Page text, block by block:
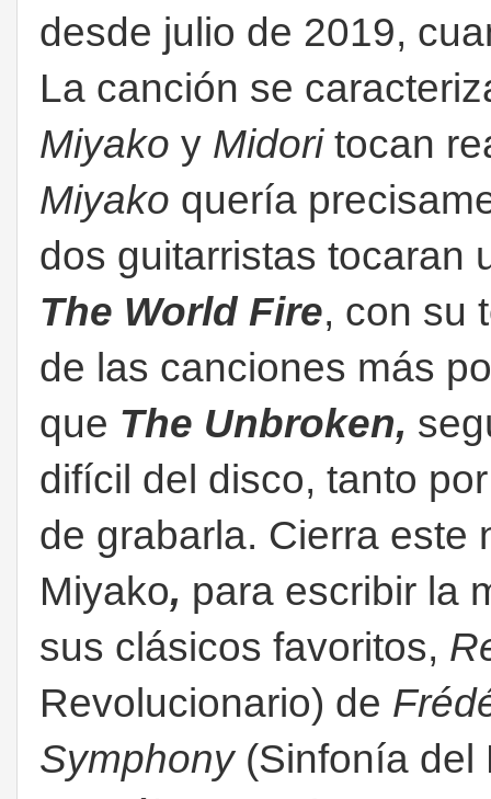
desde julio de 2019,
La canción se
Miyako y Midoritocan
Miyako quería
dos guitarristas tocaran
The World Fire, con su
de las canciones más
que The Unbroken,
difícil del disco, tanto
de grabarla. Cierra
Miyako, para escribir la
sus clásicos favoritos,
Revolucionario) de
Symphony(Sinfonía del